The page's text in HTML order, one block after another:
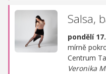
Salsa,
pondělí
mírně
Centrum
Veronika